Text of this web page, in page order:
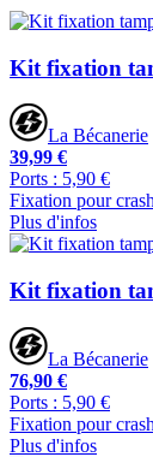
Kit fixation
La Bécanerie
39,99 €
Ports : 5,90 €
Fixation pour
Plus d'infos
Kit fixation
La Bécanerie
76,90 €
Ports : 5,90 €
Fixation pour
Plus d'infos